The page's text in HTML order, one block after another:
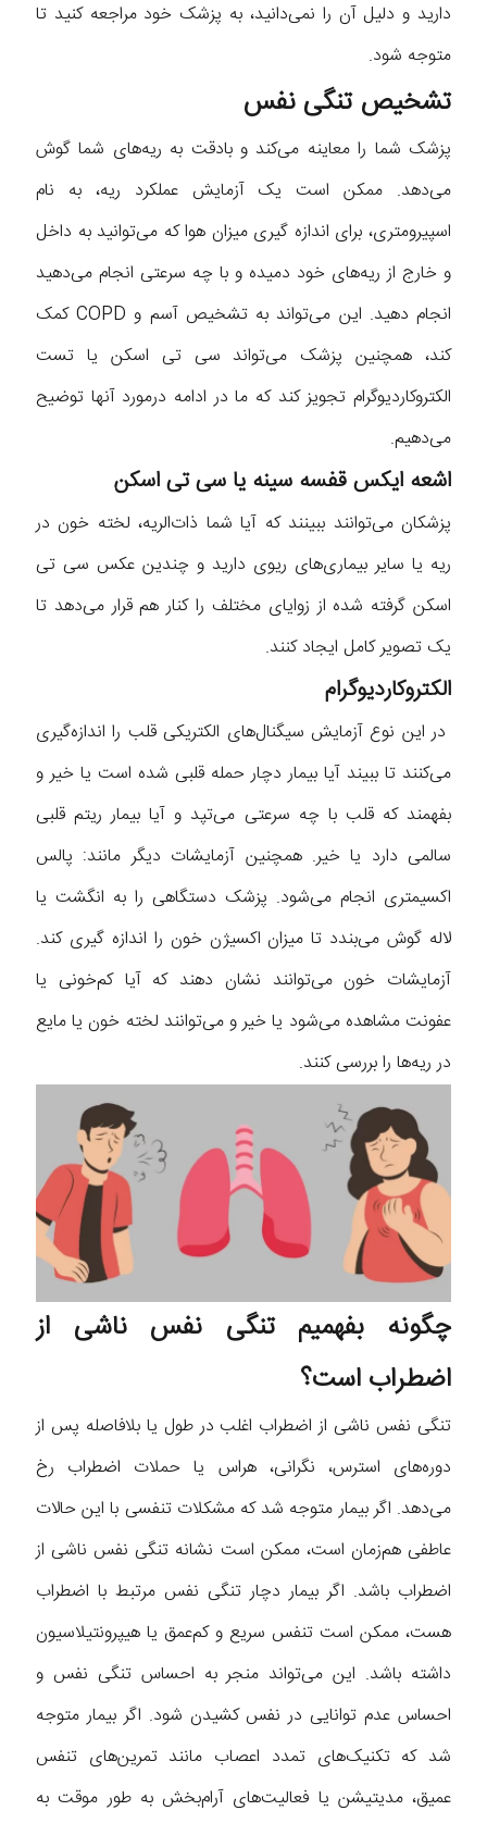
دارید و دلیل آن را نمی‌دانید، به پزشک خود مراجعه کنید تا
متوجه شود.
تشخیص تنگی نفس
پزشک شما را معاینه می‌کند و بادقت به ریه‌های شما گوش
می‌دهد. ممکن است یک آزمایش عملکرد ریه، به نام
اسپیرومتری، برای اندازه گیری میزان هوا که می‌توانید به داخل
و خارج از ریه‌های خود دمیده و با چه سرعتی انجام می‌دهید
انجام دهید. این می‌تواند به تشخیص آسم و COPD کمک
کند، همچنین پزشک می‌تواند سی تی اسکن یا تست
الکتروکاردیوگرام تجویز کند که ما در ادامه درمورد آنها توضیح
می‌دهیم.
اشعه ایکس قفسه سینه یا سی تی اسکن
پزشکان می‌توانند ببینند که آیا شما ذات‌الریه، لخته خون در
ریه یا سایر بیماری‌های ریوی دارید و چندین عکس سی تی
اسکن گرفته شده از زوایای مختلف را کنار هم قرار می‌دهد تا
یک تصویر کامل ایجاد کنند.
الکتروکاردیوگرام
در این نوع آزمایش سیگنال‌های الکتریکی قلب را اندازه‌گیری
می‌کنند تا ببیند آیا بیمار دچار حمله قلبی شده‌ است یا خیر و
بفهمند که قلب با چه سرعتی می‌تپد و آیا بیمار ریتم قلبی
سالمی دارد یا خیر. همچنین آزمایشات دیگر مانند: پالس
اکسیمتری انجام می‌شود. پزشک دستگاهی را به انگشت یا
لاله گوش می‌بندد تا میزان اکسیژن خون را اندازه گیری کند.
آزمایشات خون می‌توانند نشان دهند که آیا کم‌خونی یا
عفونت مشاهده می‌شود یا خیر و می‌توانند لخته خون یا مایع
در ریه‌ها را بررسی کنند.
چگونه بفهمیم تنگی نفس ناشی از
اضطراب است؟
تنگی نفس ناشی از اضطراب اغلب در طول یا بلافاصله پس از
دوره‌های استرس، نگرانی، هراس یا حملات اضطراب رخ
می‌دهد. اگر بیمار متوجه شد که مشکلات تنفسی با این حالات
عاطفی هم‌زمان است، ممکن است نشانه تنگی نفس ناشی از
اضطراب باشد. اگر بیمار دچار تنگی نفس مرتبط با اضطراب
هست، ممکن است تنفس سریع و کم‌عمق یا هیپرونتیلاسیون
داشته باشد. این می‌تواند منجر به احساس تنگی نفس و
احساس عدم توانایی در نفس کشیدن شود. اگر بیمار متوجه
شد که تکنیک‌های تمدد اعصاب مانند تمرین‌های تنفس
عمیق، مدیتیشن یا فعالیت‌های آرام‌بخش به طور موقت به